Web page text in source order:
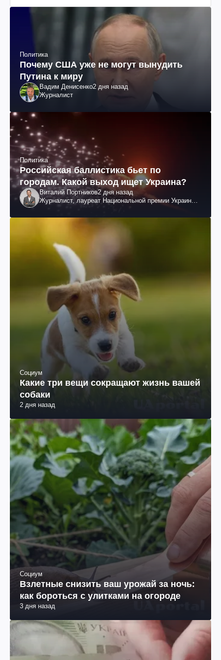
Политика
Почему США уже не могут вынудить
Путина к миру
Вадим Денисенко2 дня назад
Журналист
Политика
Российская баллистика бьет по
городам. Какой выход ищет Украина?
Виталий Портников2 дня назад
Журналист, лауреат Национальной премии Украины
Социум
Какие три вещи сокращают жизнь вашей
собаки
2 дня назад
Социум
Взлетные снизить ваш урожай за ночь:
как бороться с улитками на огороде
3 дня назад